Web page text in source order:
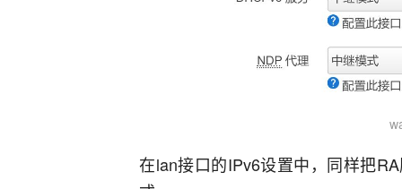
在lan接口的IPv6设置中，同样把